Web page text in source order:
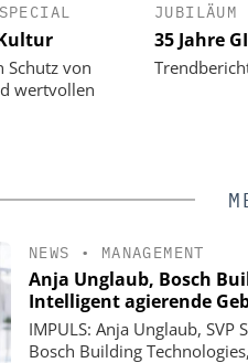
Schutz von
wertvollen
JUBILÄUM
35 Jahre
GMBH
– was jetzt zu tun
19. Mai, 11 Uhr
NEWS • MANAGEMENT
Anja Unglaub, Bosch
Intelligent agierende
IMPULS: Anja Unglaub, SVP
Bosch Building